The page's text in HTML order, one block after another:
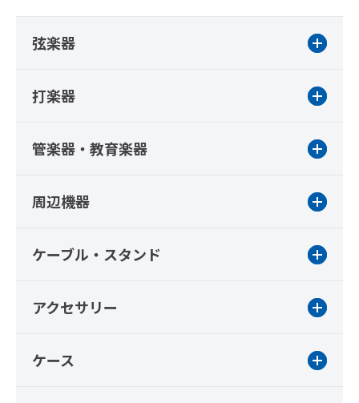
弦楽器
打楽器
管楽器・教育楽器
周辺機器
ケーブル・スタンド
アクセサリー
ケース